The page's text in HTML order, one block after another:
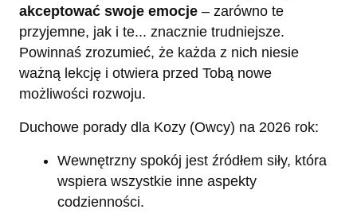
akceptować swoje emocje – zarówno te
przyjemne, jak i te... znacznie trudniejsze.
Powinnaś zrozumieć, że każda z nich niesie
ważną lekcję i otwiera przed Tobą nowe
możliwości rozwoju.
Duchowe porady dla Kozy (Owcy) na 2026 rok:
Wewnętrzny spokój jest źródłem siły, która
wspiera wszystkie inne aspekty
codzienności.